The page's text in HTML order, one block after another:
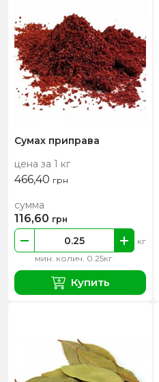
Сумах приправа
цена за 1 кг
466,40 грн
мин. колич. 0.25кг
кг
сумма
116,60 грн
Купить